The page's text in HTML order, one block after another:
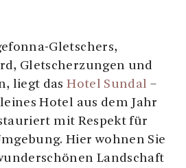
Gletschers,
Gletscherzungen und
liegt dasHotel Sundal –
Hotel aus dem Jahr
mit Respekt für
Hier wohnen Sie
Landschaft